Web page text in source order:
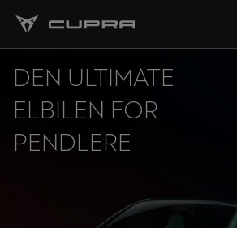
DEN ULTIMATE
ELBILEN FOR
PENDLERE